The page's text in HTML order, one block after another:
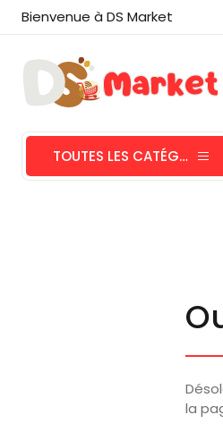
Bienvenue à DS Market
TOUTES LES CATÉGORIES
la